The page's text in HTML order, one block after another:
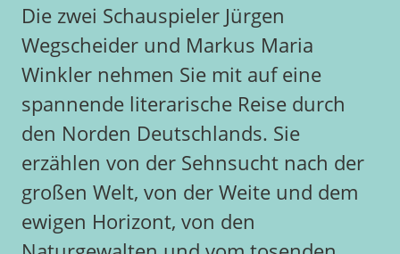
Die zwei Schauspieler Jürgen
Wegscheider und Markus Maria
Winkler nehmen Sie mit auf eine
spannende literarische Reise durch
den Norden Deutschlands. Sie
erzählen von der Sehnsucht nach der
großen Welt, von der Weite und dem
ewigen Horizont, von den